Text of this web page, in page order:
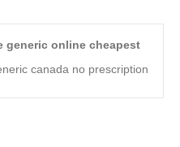
generic online cheapest
canada no prescription